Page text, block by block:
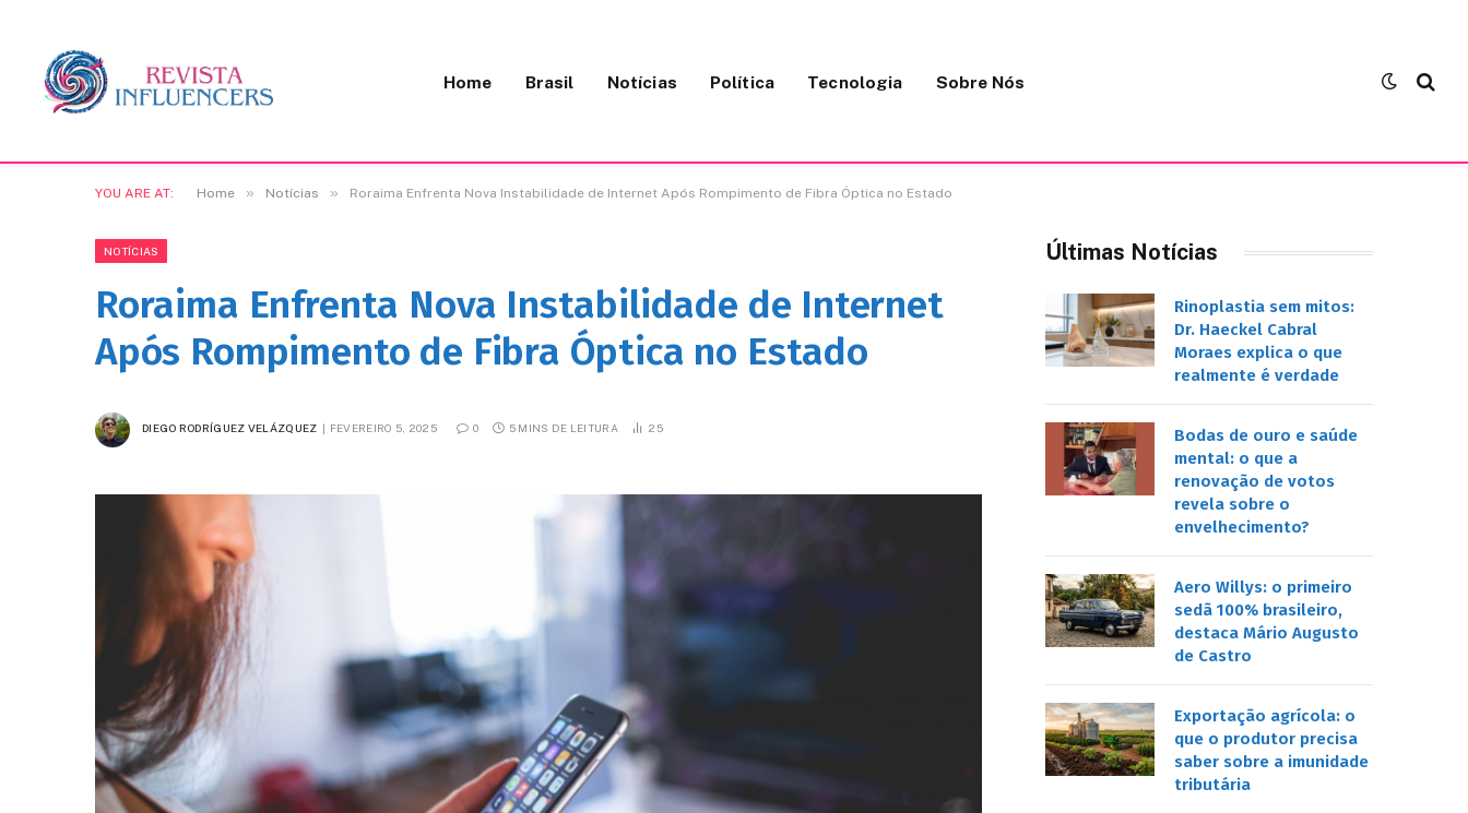
Home Brasil Notícias Política Tecnologia Sobre Nós
YOU ARE AT: Home » Notícias » Roraima Enfrenta Nova Instabilidade de Internet Após Rompimento de Fibra Óptica no Estado
NOTÍCIAS
Roraima Enfrenta Nova Instabilidade de Internet
Após Rompimento de Fibra Óptica no Estado
DIEGO RODRÍGUEZ VELÁZQUEZ FEVEREIRO 5, 2025 0 5 MINS DE LEITURA 25
Últimas Notícias
Rinoplastia sem mitos:
Dr. Haeckel Cabral
Moraes explica o que
realmente é verdade
Bodas de ouro e saúde
mental: o que a
renovação de votos
revela sobre o
envelhecimento?
Aero Willys: o primeiro
sedã 100% brasileiro,
destaca Mário Augusto
de Castro
Exportação agrícola: o
que o produtor precisa
saber sobre a imunidade
tributária